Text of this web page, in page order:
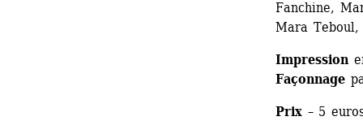
Fanchine,
Mara Teboul,
Impression
Façonnage
Prix – 5